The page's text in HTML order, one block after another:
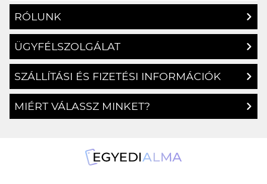
RÓLUNK
ÜGYFÉLSZOLGÁLAT
SZÁLLÍTÁSI ÉS FIZETÉSI INFORMÁCIÓK
MIÉRT VÁLASSZ MINKET?